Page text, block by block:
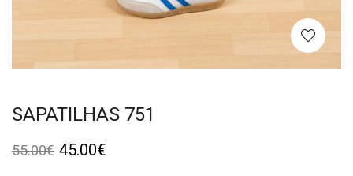
SAPATILHAS 751
55.00€ 45.00€